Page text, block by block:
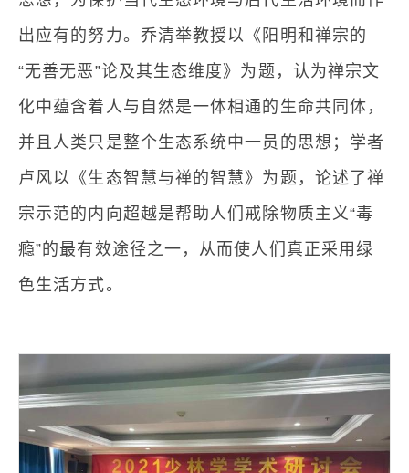
出应有的努力。乔清举教授以《阳明和禅宗的
“无善无恶”论及其生态维度》为题，认为禅宗文
化中蕴含着人与自然是一体相通的生命共同体，
并且人类只是整个生态系统中一员的思想；学者
卢风以《生态智慧与禅的智慧》为题，论述了禅
宗示范的内向超越是帮助人们戒除物质主义“毒
瘾”的最有效途径之一，从而使人们真正采用绿
色生活方式。